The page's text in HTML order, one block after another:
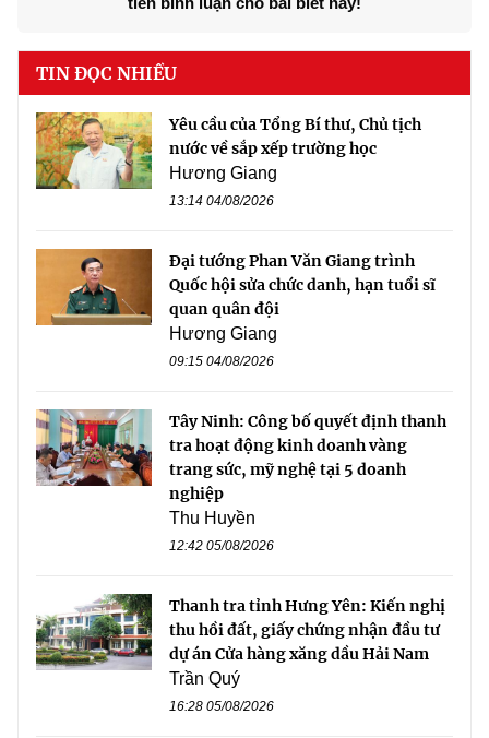
TIN ĐỌC NHIỀU
Yêu cầu của Tổng Bí thư, Chủ tịch
nước về sắp xếp trường học
Hương Giang
13:14 04/08/2026
Đại tướng Phan Văn Giang trình
Quốc hội sửa chức danh, hạn tuổi sĩ
quan quân đội
Hương Giang
09:15 04/08/2026
Tây Ninh: Công bố quyết định thanh
tra hoạt động kinh doanh vàng
trang sức, mỹ nghệ tại 5 doanh
nghiệp
Thu Huyền
12:42 05/08/2026
Thanh tra tỉnh Hưng Yên: Kiến nghị
thu hồi đất, giấy chứng nhận đầu tư
dự án Cửa hàng xăng dầu Hải Nam
Trần Quý
16:28 05/08/2026